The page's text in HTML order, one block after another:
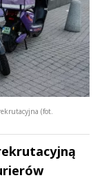
(fot.